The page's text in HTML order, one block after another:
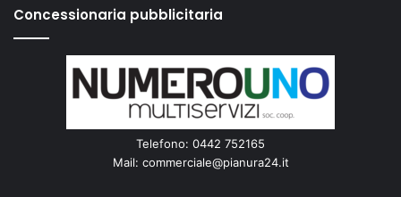
Concessionaria pubblicitaria
Telefono: 0442 752165
Mail: commerciale@pianura24.it